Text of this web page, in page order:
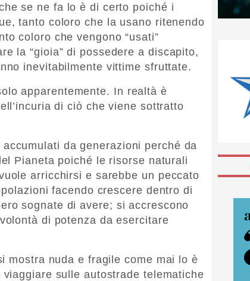
se ne fa lo è di certo poiché i
tanto coloro che la usano ritenendo
coloro che vengono “usati”
la “gioia” di possedere a discapito,
inevitabilmente vittime sfruttate.
apparentemente. In realtà è
di ciò che viene sottratto
da generazioni perché da
Pianeta poiché le risorse naturali
arricchirsi e sarebbe un peccato
facendo crescere dentro di
sognate di avere; si accrescono
di potenza da esercitare
mostra nuda e fragile come mai lo è
sulle autostrade telematiche